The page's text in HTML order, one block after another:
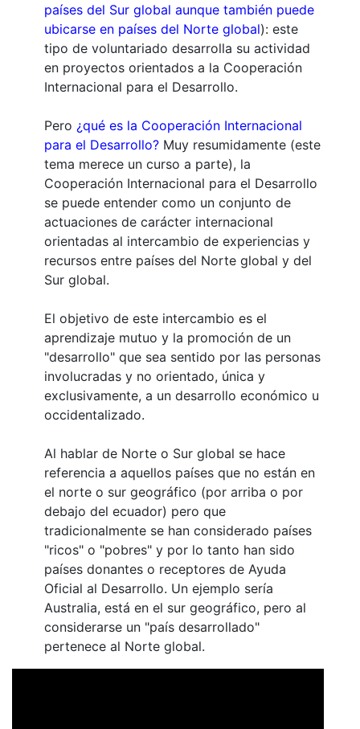
países del Sur global aunque también puede
ubicarse en países del Norte global): este
tipo de voluntariado desarrolla su actividad
en proyectos orientados a la Cooperación
Internacional para el Desarrollo.
Pero ¿qué es la Cooperación Internacional
para el Desarrollo? Muy resumidamente (este
tema merece un curso a parte), la
Cooperación Internacional para el Desarrollo
se puede entender como un conjunto de
actuaciones de carácter internacional
orientadas al intercambio de experiencias y
recursos entre países del Norte global y del
Sur global.
El objetivo de este intercambio es el
aprendizaje mutuo y la promoción de un
"desarrollo" que sea sentido por las personas
involucradas y no orientado, única y
exclusivamente, a un desarrollo económico u
occidentalizado.
Al hablar de Norte o Sur global se hace
referencia a aquellos países que no están en
el norte o sur geográfico (por arriba o por
debajo del ecuador) pero que
tradicionalmente se han considerado países
"ricos" o "pobres" y por lo tanto han sido
países donantes o receptores de Ayuda
Oficial al Desarrollo. Un ejemplo sería
Australia, está en el sur geográfico, pero al
considerarse un "país desarrollado"
pertenece al Norte global.